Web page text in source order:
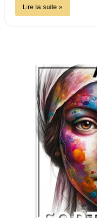
Lire la suite »